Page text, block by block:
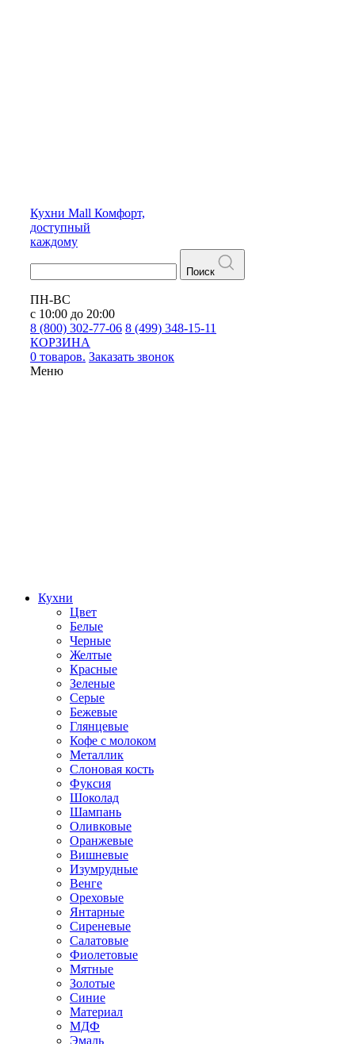
Кухни Mall Комфорт,
доступный
каждому
Поиск
ПН-ВС
с 10:00 до 20:00
8 (800) 302-77-06 8 (499) 348-15-11
КОРЗИНА
0 товаров. Заказать звонок
Меню
Кухни
Цвет
Белые
Черные
Желтые
Красные
Зеленые
Серые
Бежевые
Глянцевые
Кофе с молоком
Металлик
Слоновая кость
Фуксия
Шоколад
Шампань
Оливковые
Оранжевые
Вишневые
Изумрудные
Венге
Ореховые
Янтарные
Сиреневые
Салатовые
Фиолетовые
Мятные
Золотые
Синие
Материал
МДФ
Эмаль